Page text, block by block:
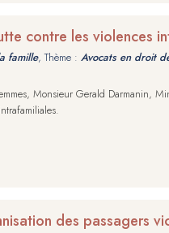
contre les violences
famille, Thème : Avocats en droit
Monsieur Gerald Darmanin,
des passagers